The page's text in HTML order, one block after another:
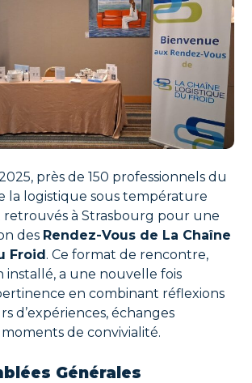
près de 150 professionnels du
la logistique sous température
retrouvés à Strasbourg pour une
des Rendez-Vous de La Chaîne
Froid. Ce format de rencontre,
installé, a une nouvelle fois
en combinant réflexions
d’expériences, échanges
de convivialité.
Générales